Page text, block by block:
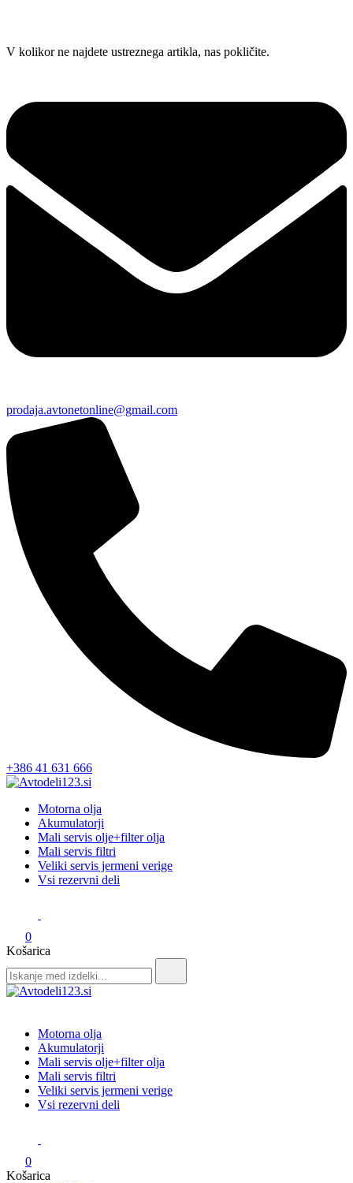
Skip
V kolikor ne najdete ustreznega artikla, nas pokličite.
prodaja.avtonetonline@gmail.com
+386 41 631 666
Avtodeli123.si
Prodaja rezervnih avtodelov
Motorna olja
Akumulatorji
Mali servis olje+filter olja
Mali servis filtri
Veliki servis jermeni verige
Vsi rezervni deli
0
Košarica
for:
Motorna olja
Akumulatorji
Mali servis olje+filter olja
Mali servis filtri
Veliki servis jermeni verige
Vsi rezervni deli
0
Košarica